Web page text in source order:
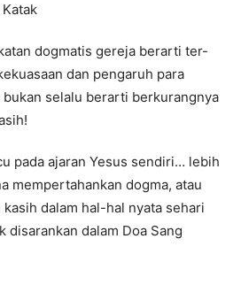
dogmatis gereja berarti ter-
dan pengaruh para
selalu berarti berkurangnya
pada ajaran Yesus sendiri… lebih
mempertahankan dogma, atau
dalam hal-hal nyata sehari
disarankan dalam Doa Sang